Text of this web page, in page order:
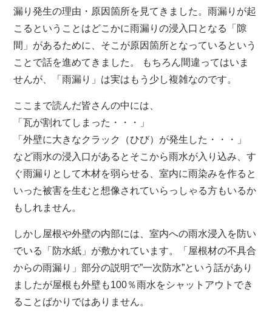
漏り発生の理由・原因箇所を見てきました。雨漏りが起
こるということはどこかに雨漏りの浸入口となる「隙
間」があるために、そこが原因箇所となっているという
ことで話を進めてきました。 もちろん間違ってはいま
せんが、「雨漏り」は実はもう少し複雑なのです。
ここまで読んだ皆さんの中には、
「瓦が割れてしまった・・・」
「外壁に大きなクラック（ひび）が発生した・・・」
など雨水の浸入口があるとそこから雨水が入り込み、す
ぐ雨漏りとして木材を弱らせる、室内に雨染みを作ると
いった被害を生むと想像されていらっしゃる方もいるか
もしれません。
しかし屋根や外壁の内部には、室内への雨水浸入を防い
でいる「防水紙」が敷かれています。「屋根材の不具合
からの雨漏り」部分の説明で”一次防水”という話があり
ましたが屋根も外壁も100％雨水をシャットアウトでき
ることばかりではありません。